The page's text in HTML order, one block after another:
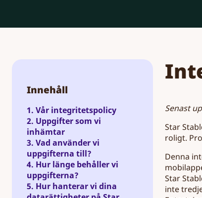
Innehåll
1. Vår integritetspolicy
2. Uppgifter som vi
inhämtar
3. Vad använder vi
uppgifterna till?
4. Hur länge behåller vi
uppgifterna?
5. Hur hanterar vi dina
Senast
Star
roligt.
Denna
Star
inte